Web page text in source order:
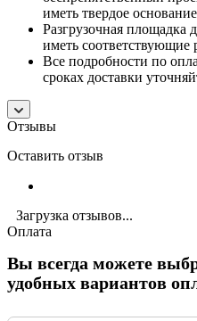
иметь твердое
Разгрузочная площадка
иметь соответствующие
Все подробности по
сроках доставки
Отзывы
Оставить отзыв
Загрузка отзывов...
Оплата
Вы всегда можете
удобных вариантов